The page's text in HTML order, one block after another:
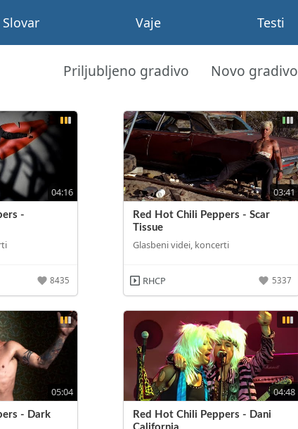
Slovar Vaje Testi
Priljubljeno gradivo Novo gradivo
04:16
-
8435
03:41
Red Hot Chili Peppers - Scar
Tissue
Glasbeni videi, koncerti
RHCP 5337
05:04
- Dark
04:48
Red Hot Chili Peppers - Dani